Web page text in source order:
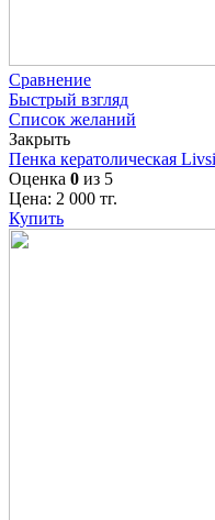
Сравнение
Быстрый взгляд
Список желаний
Закрыть
Пенка кератолическая
Оценка 0 из 5
Цена: 2 000 тг.
Купить